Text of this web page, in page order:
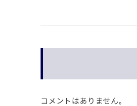
コメントはありません。